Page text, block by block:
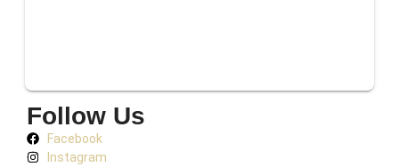
Follow Us
Facebook
Instagram